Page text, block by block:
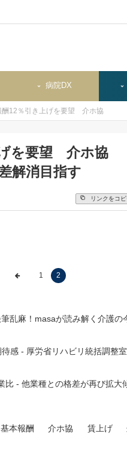
病院DX
酬12％引き上げを要望 介ホ協
を要望 介ホ協
解消目指す
リンクをコピ
1 2
乱麻！masaが読み解く介護の
感 - 厚労省リハビリ統括調整
- 他業種との格差が再び拡
基本報酬 介ホ協 賃上げ